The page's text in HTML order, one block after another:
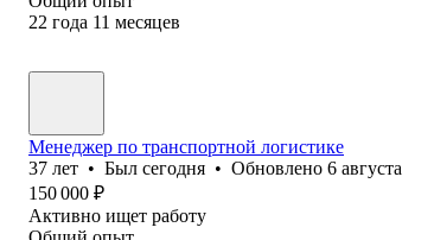
22 года 11 месяцев
Менеджер по транспортной логистике
37 лет • Был сегодня • Обновлено 6 августа
150 000 ₽
Активно ищет работу